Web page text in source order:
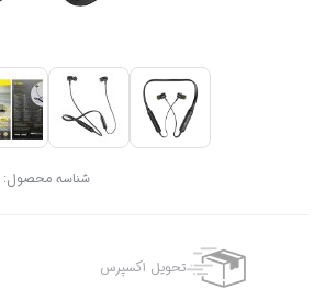
شناسه محصول:
تحویل اکسپرس